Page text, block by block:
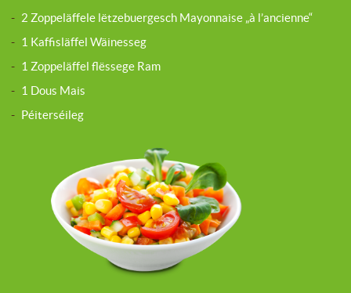
- 2 Zoppeläffele lëtzebuergesch Mayonnaise „à l’ancienne“
- 1 Kaffisläffel Wäinesseg
- 1 Zoppeläffel flëssege Ram
- 1 Dous Mais
- Péiterséileg